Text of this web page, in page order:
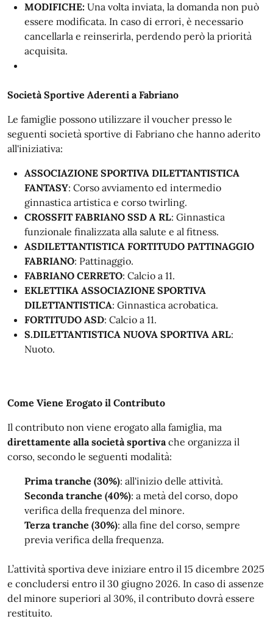
MODIFICHE: Una volta inviata, la domanda non può
essere modificata. In caso di errori, è necessario
cancellarla e reinserirla, perdendo però la priorità
acquisita.
Società Sportive Aderenti a Fabriano
Le famiglie possono utilizzare il voucher presso le
seguenti società sportive di Fabriano che hanno aderito
all'iniziativa:
ASSOCIAZIONE SPORTIVA DILETTANTISTICA
FANTASY: Corso avviamento ed intermedio
ginnastica artistica e corso twirling.
CROSSFIT FABRIANO SSD A RL: Ginnastica
funzionale finalizzata alla salute e al fitness.
ASDILETTANTISTICA FORTITUDO PATTINAGGIO
FABRIANO: Pattinaggio.
FABRIANO CERRETO: Calcio a 11.
EKLETTIKA ASSOCIAZIONE SPORTIVA
DILETTANTISTICA: Ginnastica acrobatica.
FORTITUDO ASD: Calcio a 11.
S.DILETTANTISTICA NUOVA SPORTIVA ARL:
Nuoto.
Come Viene Erogato il Contributo
Il contributo non viene erogato alla famiglia, ma
direttamente alla società sportivache organizza il
corso, secondo le seguenti modalità:
Prima tranche (30%): all'inizio delle attività.
Seconda tranche (40%): a metà del corso, dopo
verifica della frequenza del minore.
Terza tranche (30%): alla fine del corso, sempre
previa verifica della frequenza.
L’attività sportiva deve iniziare entro il 15 dicembre 2025
e concludersi entro il 30 giugno 2026. In caso di assenze
del minore superiori al 30%, il contributo dovrà essere
restituito.